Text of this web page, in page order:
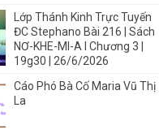
Lớp Thánh Kinh Trực Tuyến
ĐC Stephano Bài 216 | Sách
NƠ-KHE-MI-A I Chương 3 |
19g30 | 26/6/2026
Cáo Phó Bà Cố Maria Vũ Thị
La